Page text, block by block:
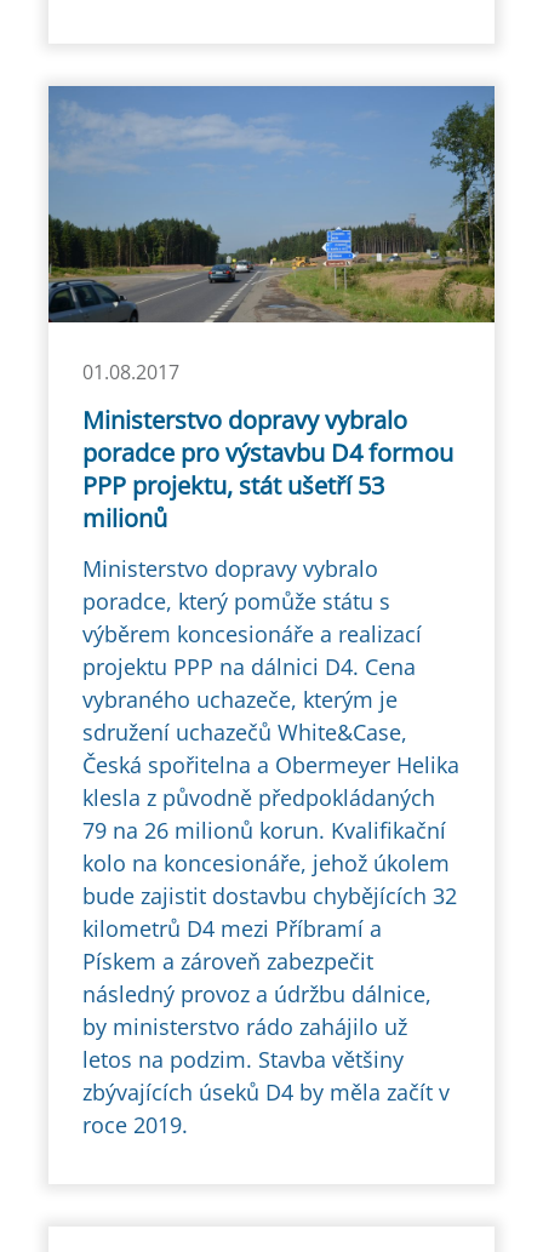
01.08.2017
Ministerstvo dopravy vybralo
poradce pro výstavbu D4 formou
PPP projektu, stát ušetří 53
milionů
Ministerstvo dopravy vybralo
poradce, který pomůže státu s
výběrem koncesionáře a realizací
projektu PPP na dálnici D4. Cena
vybraného uchazeče, kterým je
sdružení uchazečů White&Case,
Česká spořitelna a Obermeyer Helika
klesla z původně předpokládaných
79 na 26 milionů korun. Kvalifikační
kolo na koncesionáře, jehož úkolem
bude zajistit dostavbu chybějících 32
kilometrů D4 mezi Příbramí a
Pískem a zároveň zabezpečit
následný provoz a údržbu dálnice,
by ministerstvo rádo zahájilo už
letos na podzim. Stavba většiny
zbývajících úseků D4 by měla začít v
roce 2019.